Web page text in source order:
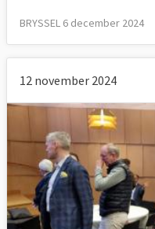
BRYSSEL 6 december 2024
12 november 2024